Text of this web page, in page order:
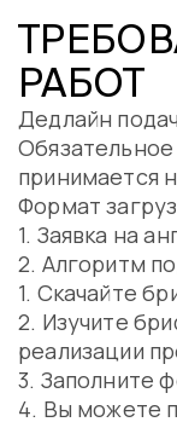
РАБОТ
Дедлайн
принимается
Формат
1. Заявка на
2. Алгоритм
1. Скачайте
2. Изучите
реализации
3. Заполните
4. Вы можете